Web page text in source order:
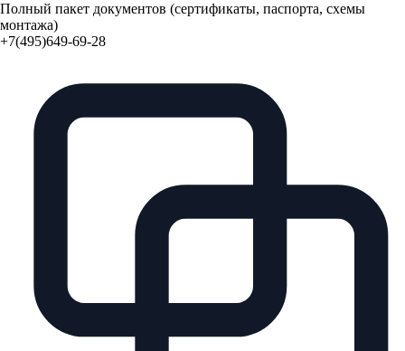
Полный пакет документов (сертификаты, паспорта, схемы
монтажа)
+7(495)649-69-28